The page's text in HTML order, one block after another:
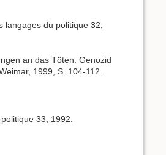
du politique 32,
an das Töten. Genozid
1999, S. 104-112.
33, 1992.